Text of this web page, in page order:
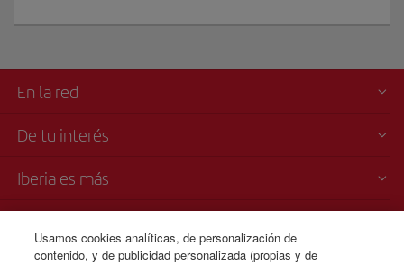
En la red
De tu interés
Iberia es más
Usamos cookies analíticas, de personalización de
contenido, y de publicidad personalizada (propias y de